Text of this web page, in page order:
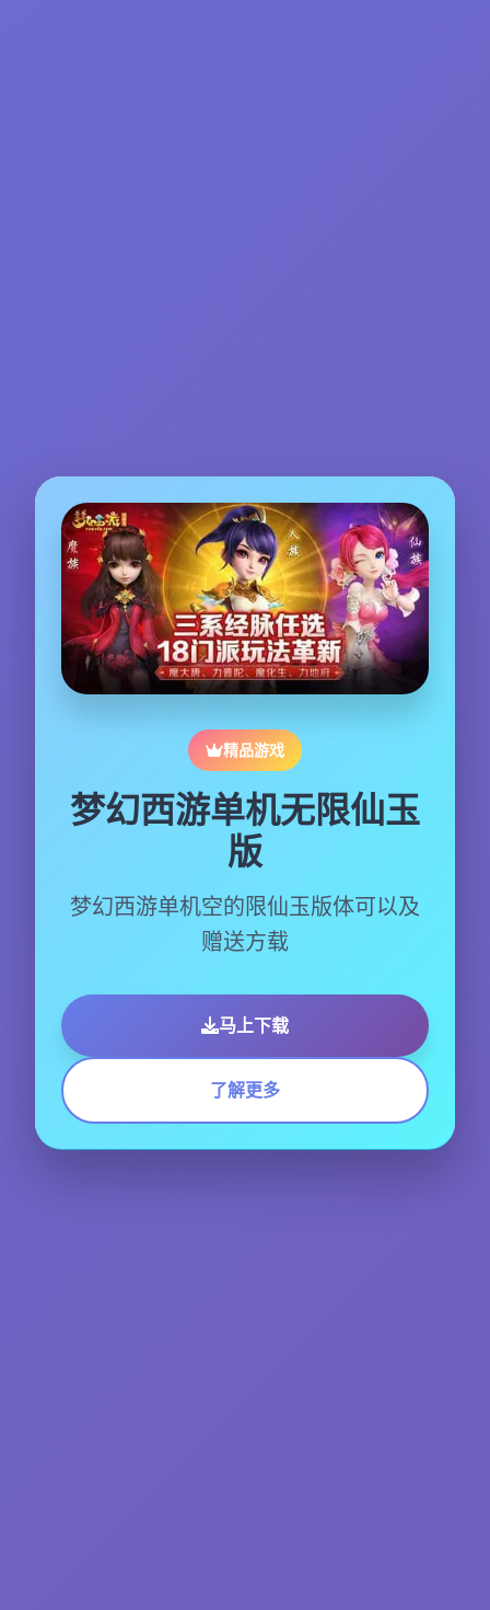
精品游戏
梦幻西游单机无限仙玉
版
梦幻西游单机空的限仙玉版体可以及
赠送方载
马上下载
了解更多